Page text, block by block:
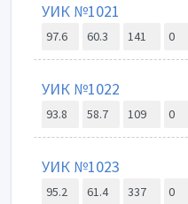
УИК №1021
97.6 60.3 141 0
УИК №1022
93.8 58.7 109 0
УИК №1023
95.2 61.4 337 0